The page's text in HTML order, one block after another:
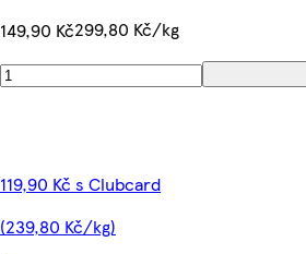
149,90 Kč299,80 Kč/kg
119,90 Kč s Clubcard
(239,80 Kč/kg)